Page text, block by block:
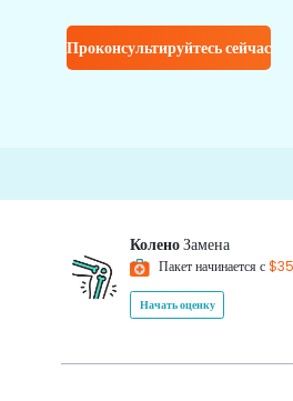
Проконсультируйтесь сейчас
КоленоЗамена
Пакет начинается с
Начать оценку